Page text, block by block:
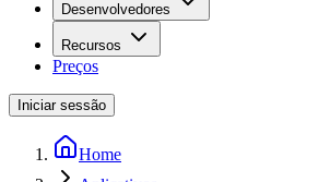
Desenvolvedores
Recursos
Preços
Iniciar sessão
Home